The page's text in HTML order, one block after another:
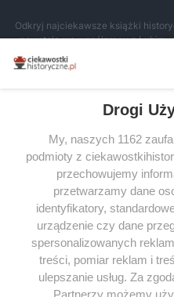
Odkryj najciekawsze książki
powstała we współpracy z
miłośników literatury w Polsce –
tytułów najwyżej
SERWIS
SPOŁECZNOŚĆ
WSPÓŁPRACA
KONTAKT
Drogi
My, naszych 1162
podmioty z
przechowujemy
przetwarzamy dane
identyfikatory,
urządzenie czy dane
spersonalizowanych
treści, pomiar reklam i
ulepszanie usług. Za
Partnerzy możemy